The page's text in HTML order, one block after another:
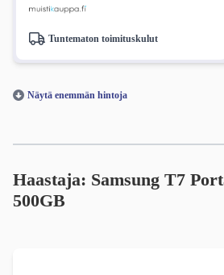
Tuntematon toimituskulut
Näytä enemmän hintoja
Haastaja: Samsung T7
500GB